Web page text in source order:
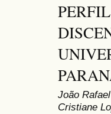
João
Cristiane